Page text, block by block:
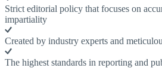
Strict editorial policy that focuses on
impartiality
Created by industry experts and
The highest standards in reporting and